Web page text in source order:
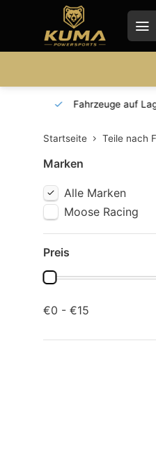
Fahrzeuge auf Lager
Startseite Teile nach
Marken
Alle Marken
Moose Racing
Preis
€0 - €15